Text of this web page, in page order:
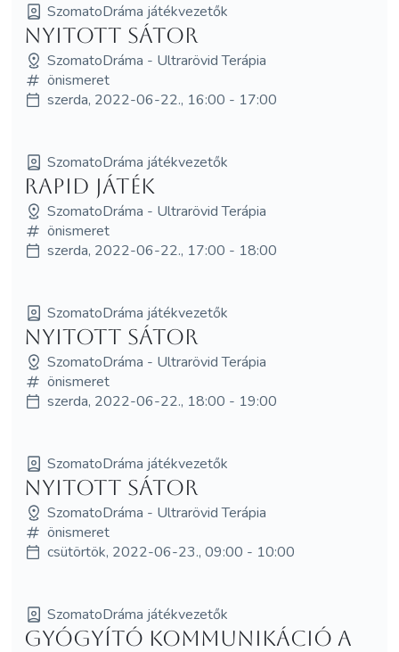
SzomatoDráma játékvezetők
NYITOTT SÁTOR
SzomatoDráma - Ultrarövid Terápia
önismeret
szerda, 2022-06-22., 16:00 - 17:00
SzomatoDráma játékvezetők
Rapid játék
SzomatoDráma - Ultrarövid Terápia
önismeret
szerda, 2022-06-22., 17:00 - 18:00
SzomatoDráma játékvezetők
NYITOTT SÁTOR
SzomatoDráma - Ultrarövid Terápia
önismeret
szerda, 2022-06-22., 18:00 - 19:00
SzomatoDráma játékvezetők
NYITOTT SÁTOR
SzomatoDráma - Ultrarövid Terápia
önismeret
csütörtök, 2022-06-23., 09:00 - 10:00
SzomatoDráma játékvezetők
Gyógyító kommunikáció a